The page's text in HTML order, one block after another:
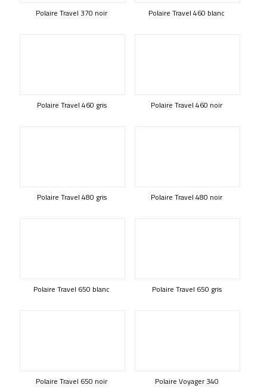
Polaire Travel 370 noir Polaire Travel 460 blanc
Polaire Travel 460 gris Polaire Travel 460 noir
Polaire Travel 480 gris Polaire Travel 480 noir
Polaire Travel 650 blanc Polaire Travel 650 gris
Polaire Travel 650 noir Polaire Voyager 340